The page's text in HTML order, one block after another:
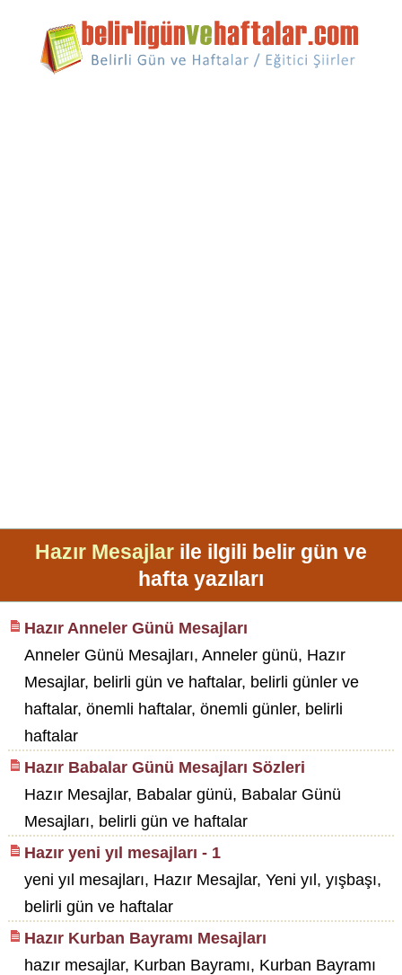
Hazır Mesajlarile ilgili belir gün ve
hafta yazıları
Hazır Anneler Günü Mesajları
Anneler Günü Mesajları, Anneler günü, Hazır
Mesajlar, belirli gün ve haftalar, belirli günler ve
haftalar, önemli haftalar, önemli günler, belirli
haftalar
Hazır Babalar Günü Mesajları Sözleri
Hazır Mesajlar, Babalar günü, Babalar Günü
Mesajları, belirli gün ve haftalar
Hazır yeni yıl mesajları - 1
yeni yıl mesajları, Hazır Mesajlar, Yeni yıl, yışbaşı,
belirli gün ve haftalar
Hazır Kurban Bayramı Mesajları
hazır mesajlar, Kurban Bayramı, Kurban Bayramı